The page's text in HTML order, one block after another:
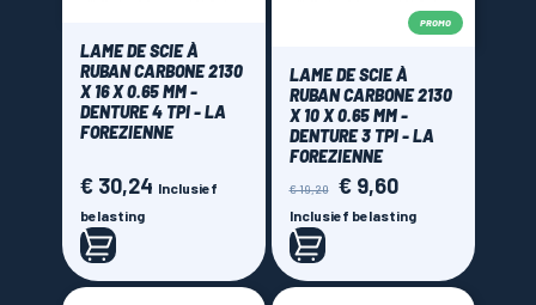
LAME DE SCIE À
RUBAN CARBONE 2130
X 16 X 0.65 MM -
DENTURE 4 TPI - LA
FOREZIENNE
Prijs
€ 30,24 Inclusief
belasting
PROMO
LAME DE SCIE À
RUBAN CARBONE 2130
X 10 X 0.65 MM -
DENTURE 3 TPI - LA
FOREZIENNE
Normale
prijs
€ 19,20 Prijs
€ 9,60
Inclusief belasting